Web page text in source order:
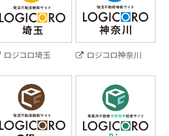
ロジコロ埼玉 ロジコロ神奈川